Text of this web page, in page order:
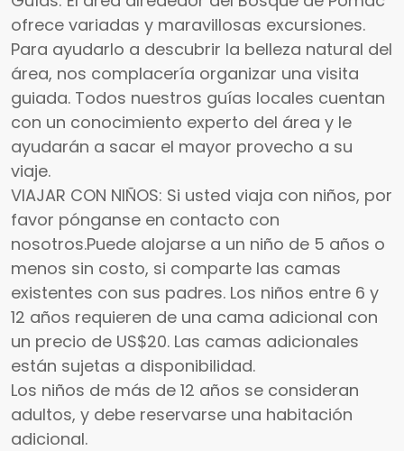
ofrece variadas y maravillosas excursiones.
Para ayudarlo a descubrir la belleza natural del
área, nos complacería organizar una visita
guiada. Todos nuestros guías locales cuentan
con un conocimiento experto del área y le
ayudarán a sacar el mayor provecho a su
viaje.
VIAJAR CON NIÑOS: Si usted viaja con niños, por
favor pónganse en contacto con
nosotros.Puede alojarse a un niño de 5 años o
menos sin costo, si comparte las camas
existentes con sus padres. Los niños entre 6 y
12 años requieren de una cama adicional con
un precio de US$20. Las camas adicionales
están sujetas a disponibilidad.
Los niños de más de 12 años se consideran
adultos, y debe reservarse una habitación
adicional.